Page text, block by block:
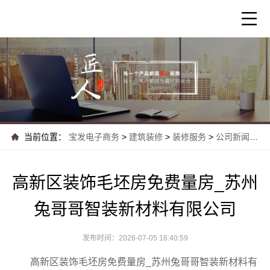
当前位置： 宝发电子商务> 建筑装修 > 装修服务> 公司新闻
高新区装饰毛坯房免费量房_苏州
兔哥哥智装新材料有限公司
发布时间：2026-07-05 16:40:59
高新区装饰毛坯房免费量房_苏州兔哥哥智装新材料有